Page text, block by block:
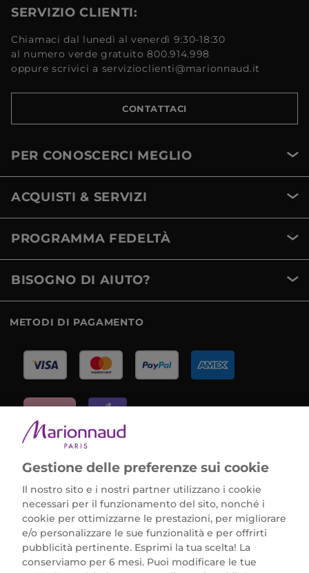
SERVIZIO CLIENTI:
Chiamaci dal lunedì al venerdì 9:30-18:30
al numero verde gratuito 800.914.998
oppure scrivici a servizioclienti@marionnaud.it
CONTATTACI
PER CONOSCERCI MEGLIO
ACQUISTI & SERVIZI
PROGRAMMA FEDELTÀ
BISOGNO DI AIUTO?
METODI DI PAGAMENTO
Marionnaud Parfumeries Italia S.r.l.
Largo Fiera Milano 5, 20017 Rho (MI)
SCARICA LA NOSTRA APP
Gestione delle preferenze sui cookie
Il nostro sito e i nostri partner utilizzano i cookie
necessari per il funzionamento del sito, nonché i
cookie per ottimizzarne le prestazioni, per migliorare
e/o personalizzare le sue funzionalità e per offrirti
pubblicità pertinente. Esprimi la tua scelta! La
conserviamo per 6 mesi. Puoi modificare le tue